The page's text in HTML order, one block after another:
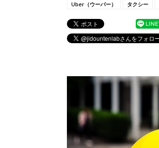
Uber（ウーバー） タクシー